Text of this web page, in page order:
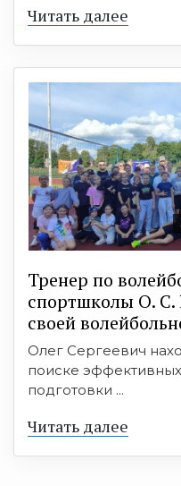
Читать далее
Тренер по
спортшколы О. С.
своей
Олег Сергеевич
поиске
подготовки ...
Читать далее